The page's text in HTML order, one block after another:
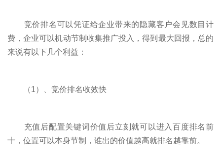
竞价排名可以凭证给企业带来的隐藏客户会见数目计
费，企业可以机动节制收集推广投入，得到最大回报，总的
来说有以下几个利益：
（1）、竞价排名收效快
充值后配置关键词价值后立刻就可以进入百度排名前
十，位置可以本身节制，谁出的价值越高就排名越靠前。